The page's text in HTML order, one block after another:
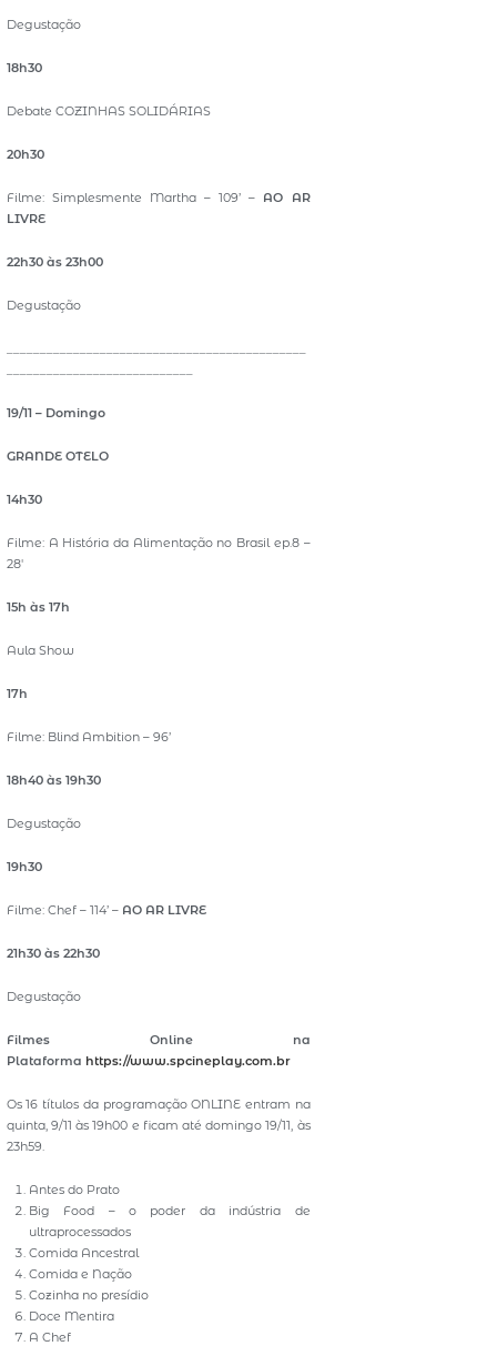
Degustação
18h30
Debate COZINHAS SOLIDÁRIAS
20h30
Filme: Simplesmente Martha – 109’ – AO AR
LIVRE
22h30 às 23h00
Degustação
19/11 – Domingo
GRANDE OTELO
14h30
Filme: A História da Alimentação no Brasil ep.8 –
28′
15h às 17h
Aula Show
17h
Filme: Blind Ambition – 96’
18h40 às 19h30
Degustação
19h30
Filme: Chef – 114’ – AO AR LIVRE
21h30 às 22h30
Degustação
Filmes Online na
Plataforma https://www.spcineplay.com.br
Os 16 títulos da programação ONLINE entram na
quinta, 9/11 às 19h00 e ficam até domingo 19/11, às
23h59.
Antes do Prato
Big Food – o poder da indústria de
ultraprocessados
Comida Ancestral
Comida e Nação
Cozinha no presídio
Doce Mentira
A Chef